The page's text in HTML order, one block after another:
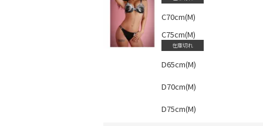
C70cm(M)
C75cm(M)
在庫切れ
D65cm(M)
D70cm(M)
D75cm(M)